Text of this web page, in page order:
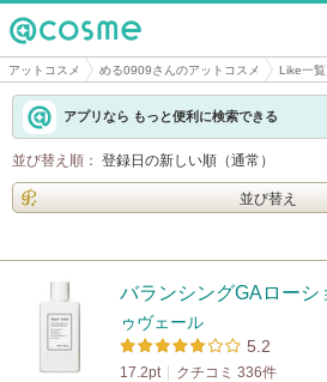
@cosme
アットコスメ める0909さんのアットコスメ Like一覧
アプリなら もっと便利に検索できる
並び替え順： 登録日の新しい順（通常）
並び替え
バランシングGAローシ
ゥヴェール
5.2
17.2pt クチコミ 336件